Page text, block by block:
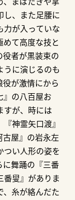
、まばたきや掌
し、また足腰に
力が入っていな
めて高度な技と
役者が黒装束の
うに演じるのも
が激情にから
』の八百屋お
すが、時には
神霊矢口渡』
古屋』の岩永左
つい人形の姿を
に舞踊の『三番
番叟』がありま
、糸が絡んだた